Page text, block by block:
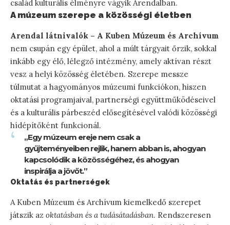
család kulturális élményre vágyik Arendalban.
A múzeum szerepe a közösségi életben
Arendal látnivalók – A Kuben Múzeum és Archívum
nem csupán egy épület, ahol a múlt tárgyait őrzik, sokkal
inkább egy élő, lélegző intézmény, amely aktívan részt
vesz a helyi közösség életében. Szerepe messze
túlmutat a hagyományos múzeumi funkciókon, hiszen
oktatási programjaival, partnerségi együttműködéseivel
és a kulturális párbeszéd elősegítésével valódi közösségi
hídépítőként funkcionál.
„Egy múzeum ereje nem csak a
gyűjteményeiben rejlik, hanem abban is, ahogyan
kapcsolódik a közösségéhez, és ahogyan
inspirálja a jövőt.”
Oktatás és partnerségek
A Kuben Múzeum és Archívum kiemelkedő szerepet
játszik az oktatásban és a tudásátadásban. Rendszeresen